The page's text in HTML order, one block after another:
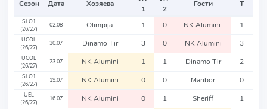
Сезон Дата Хозяева
1
2
Гости Т
SLO1
(26/27)
02.08 Olimpija 1 0 NK Alumini 1
UCOL
(26/27)
30.07 Dinamo Tir 3 0 NK Alumini 3
UCOL
(26/27)
23.07 NK Alumini 1 1 Dinamo Tir 2
SLO1
(26/27)
19.07 NK Alumini 0 0 Maribor 0
UEL
(26/27)
16.07 NK Alumini 0 1 Sheriff 1